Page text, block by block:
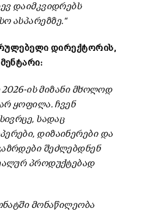
დაიმკვიდრებს
ასპარეზზე.“
დირექტორის,
2026-ის მიზანი მხოლოდ
ყოფილა. ჩვენ
სადაც
დიზაინერები და
შეძლებდნენ
პროდუქტებად
მონაწილეობა